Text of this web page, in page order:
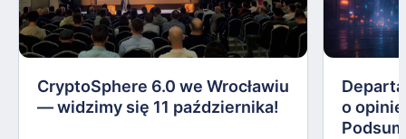
CryptoSphere 6.0 we Wrocławiu
— widzimy się 11 października!
o opinie